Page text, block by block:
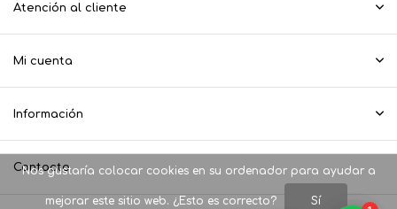
Atención al cliente
Mi cuenta
Información
Contacto
Nos gustaría colocar cookies en su ordenador para ayudar a
mejorar este sitio web. ¿Esto es correcto? Sí